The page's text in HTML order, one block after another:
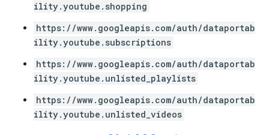
ility.youtube.shopping
https://www.googleapis.com/auth/dataportab
ility.youtube.subscriptions
https://www.googleapis.com/auth/dataportab
ility.youtube.unlisted_playlists
https://www.googleapis.com/auth/dataportab
ility.youtube.unlisted_videos